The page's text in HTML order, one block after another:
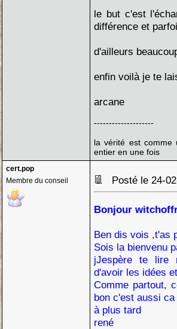
le but c'est
différence et
d'ailleurs
enfin voilà je te
arcane
--------------------
la vérité est comme
entier en une fois
cert.pop
Membre du conseil
Posté le 24-
Bonjour
Ben dis vois ,t'as
Sois la bienvenu
jJespère te lire
d'avoir les idées
Comme partout,
bon c'est aussi
à plus tard
rené